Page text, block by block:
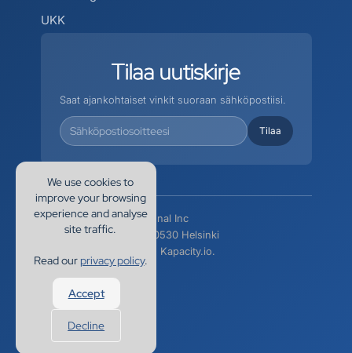
UKK
Tilaa uutiskirje
Saat ajankohtaiset vinkit suoraan sähköpostiisi.
EnergyHub International Inc
Siltasaarenkatu 10, 00530 Helsinki
Tekijänoikeudet 2025 Kapacity.io.
Sopimusehdot
Evästeasetukset
We use cookies to
improve your browsing
experience and analyse
site traffic.
Read our privacy policy.
Accept
Decline